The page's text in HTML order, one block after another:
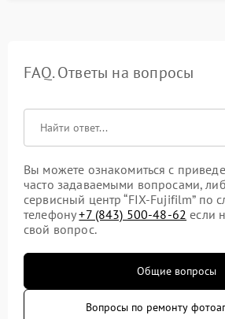
FAQ. Ответы на вопросы
Вы можете ознакомиться с
часто задаваемыми вопросами,
сервисный центр “FIX-Fujifilm” по
телефону+7 (843) 500-48-62 если
свой вопрос.
Общие вопросы
Вопросы по ремонту